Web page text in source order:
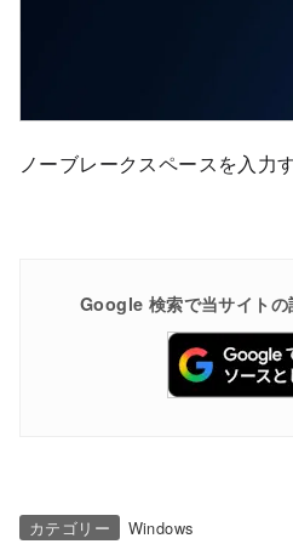
ノーブレークスペースを入力
Google 検索で当サイトの
カテゴリー
Windows